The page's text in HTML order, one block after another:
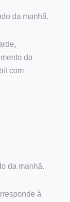
da manhã.
da
com
da manhã.
à